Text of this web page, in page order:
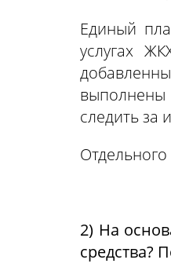
Единый
услугах
выполнены
следить за
2) На
средства?